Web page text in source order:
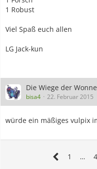
1 Robust
Viel Spaß euch allen
LG Jack-kun
Die Wiege der
bisa4 22. Februar 2015
würde ein mäßiges vulpix
1 … 4